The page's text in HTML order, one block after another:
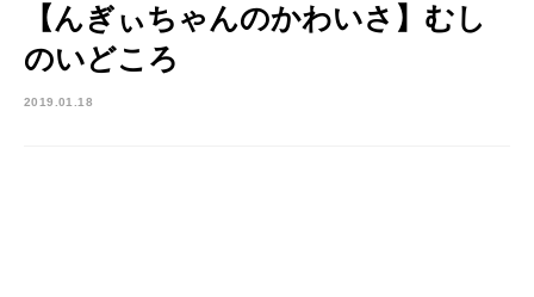
【んぎぃちゃんのかわいさ】むし
のいどころ
2019.01.18